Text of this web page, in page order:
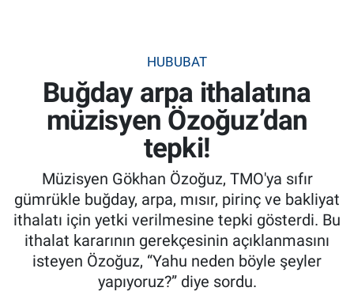
HUBUBAT
Buğday arpa ithalatına
müzisyen Özoğuz’dan
tepki!
Müzisyen Gökhan Özoğuz, TMO'ya sıfır
gümrükle buğday, arpa, mısır, pirinç ve bakliyat
ithalatı için yetki verilmesine tepki gösterdi. Bu
ithalat kararının gerekçesinin açıklanmasını
isteyen Özoğuz, “Yahu neden böyle şeyler
yapıyoruz?” diye sordu.
Tarımsal Destekler
Tarım Bakanlığı
Tarım Kredi Kooperatifleri
Pankobirlik
Et fiyatları
Tüm Manşetler
Son Dakika Haberleri